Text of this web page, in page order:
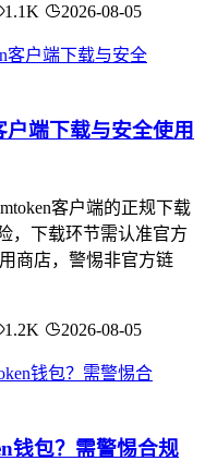
1.1K 2026-08-05
端下载与安全使用
客户端的正规下载
，下载环节需认准官方
商店，警惕非官方链
1.2K 2026-08-05
钱包？需警惕合规